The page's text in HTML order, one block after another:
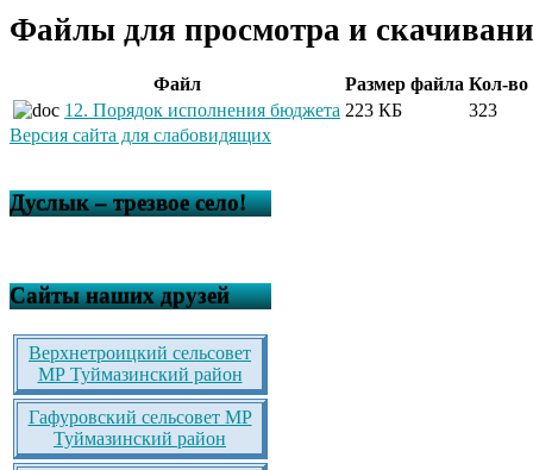
Файлы для просмотра и
Файл Размер файла Кол-во
12. Порядок исполнения бюджета 223 КБ
323
Версия сайта для слабовидящих
Дуслык – трезвое село!
Сайты наших друзей
Верхнетроицкий сельсовет
МР Туймазинский район
Гафуровский сельсовет МР
Туймазинский район